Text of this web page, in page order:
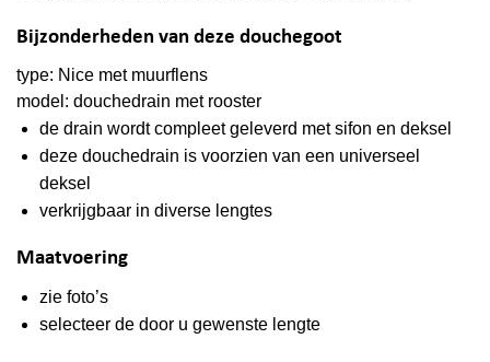
Bijzonderheden van deze douchegoot
type: Nice met muurflens
model: douchedrain met rooster
de drain wordt compleet geleverd met sifon en deksel
deze douchedrain is voorzien van een universeel
deksel
verkrijgbaar in diverse lengtes
Maatvoering
zie foto’s
selecteer de door u gewenste lengte